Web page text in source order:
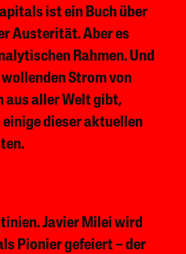
ist ein Buch über
Austerität. Aber es
Rahmen. Und
Strom von
aller Welt gibt,
dieser aktuellen
Javier Milei wird
Pionier gefeiert – der